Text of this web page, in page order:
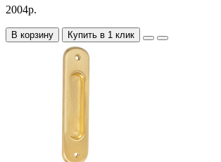
2004р.
В корзину Купить в 1 клик